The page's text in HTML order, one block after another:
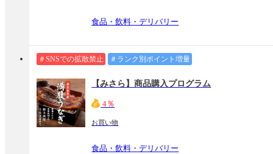
食品・飲料・デリバリー
＃SNSでの拡散禁止 ＃ランク別ポイント増量
【みさら】商品購入プログラム
4％
お買い物
食品・飲料・デリバリー